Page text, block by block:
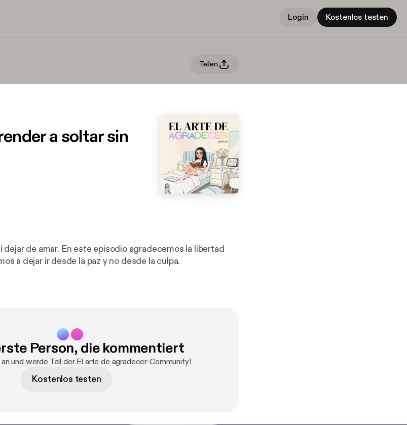
Login Kostenlos testen
Teilen
a soltar sin
agradecemos la libertad
a dejar ir desde la paz y no desde la culpa.
Person, die kommentiert
und werde Teil der El arte de agradecer-Community!
Kostenlos testen